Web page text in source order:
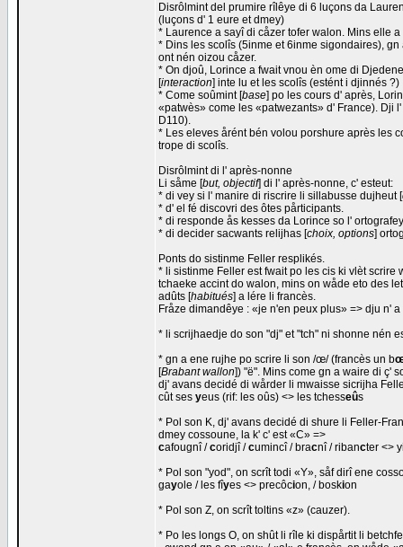
Disrôlmint del prumire rîlêye di 6 luçons da
(luçons d' 1 eure et dmey)
* Laurence a sayî di cåzer tofer walon. Mins elle
* Dins les scolîs (5inme et 6inme sigondaires),
ont nén oizou cåzer.
* On djoû, Lorince a fwait vnou èn ome di
[interaction] inte lu et les scolîs (estént i djinnés ?)
* Come soûmint [base] po les cours d' après,
«patwès» come les «patwezants» d' France). Dji
D110).
* Les eleves årént bén volou porshure après les
trope di scolîs.
Disrôlmint di l' après-nonne
Li såme [but, objectif] di l' après-nonne, c' esteut:
* di vey si l' manire di riscrire li sillabusse dujheut [
* d' el fé discovri des ôtes pårticipants.
* di responde ås kesses da Lorince so l'
* di decider sacwants relijhas [choix, options]
Ponts do sistinme Feller resplikés.
* li sistinme Feller est fwait po les cis ki vlèt
tchaeke accint do walon, mins on wåde eto des
adûts [habitués] a lére li francès.
Fråze dimandêye : «je n'en peux plus» => dju n'
* li scrijhaedje do son "dj" et "tch" ni shonne nén
* gn a ene rujhe po scrire li son /œ/ (francès un b
[Brabant wallon]) "ë". Mins come gn a waire di ç'
dj' avans decidé di wårder li mwaisse sicrijha
cût ses yeus (rif: les oûs) <> les tchesseûs
* Pol son K, dj' avans decidé di shure li Feller-
dmey cossoune, la k' c' est «C» =>
cafougnî /coridjî /cumincî / bracnî / ribancter <>
* Pol son "yod", on scrît todi «Y», såf dirî ene
gayole / les fîyes <> precôcion, / boskion
* Pol son Z, on scrît toltins «z» (cauzer).
* Po les longs O, on shût li rîle ki dispårtit li